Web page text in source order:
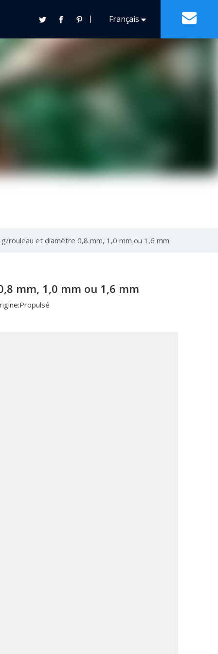
丨 Français
rouleau et diamètre 0,8 mm, 1,0 mm ou 1,6 mm
mm, 1,0 mm ou 1,6 mm
Propulsé